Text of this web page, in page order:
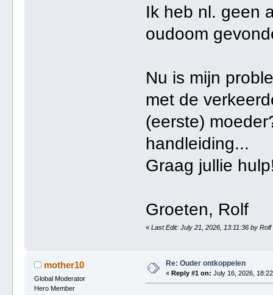
Ik heb nl. geen
oudoom
Nu is mijn
met de
(eerste)
handleiding...
Graag jullie
Groeten, Rolf
«Last Edit: July 21, 2026, 13:11:36 by Rolf
mother10
Global Moderator
Hero Member
Re: Ouder ontkoppelen
« Reply #1 on: July 16, 2026,